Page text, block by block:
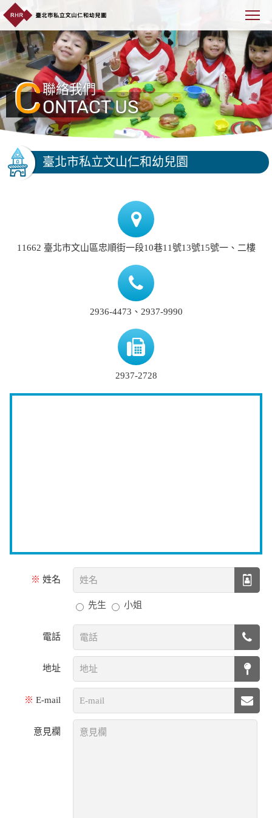
CONTACT US
聯絡我們
臺北市私立文山仁和幼兒園
11662 臺北市文山區忠順街一段10巷11號13號15號一、二樓
2936-4473、2937-9990
2937-2728
※ 姓名
先生 小姐
電話
地址
※ E-mail
意見欄